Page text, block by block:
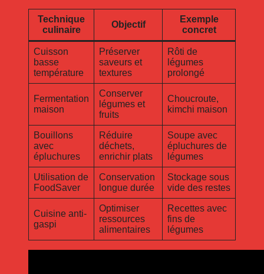
Technique
culinaire
Objectif
Exemple
concret
Cuisson
basse
température
Préserver
saveurs et
textures
Rôti de
légumes
prolongé
Fermentation
maison
Conserver
légumes et
fruits
Choucroute,
kimchi maison
Bouillons
avec
épluchures
Réduire
déchets,
enrichir plats
Soupe avec
épluchures de
légumes
Utilisation de
FoodSaver
Conservation
longue durée
Stockage sous
vide des restes
Cuisine anti-
gaspi
Optimiser
ressources
alimentaires
Recettes avec
fins de
légumes